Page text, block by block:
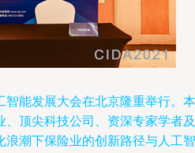
智能发展大会在北京隆重举行。本
、顶尖科技公司、资深专家学者及
浪潮下保险业的创新路径与人工智